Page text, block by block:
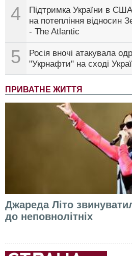
4
Підтримка України в
на потепління відносин
- The Atlantic
5
Росія вночі атакувала
"Укрнафти" на сході
ПРИВАТНЕ ЖИТТЯ
Джареда Літо
до неповнолітніх